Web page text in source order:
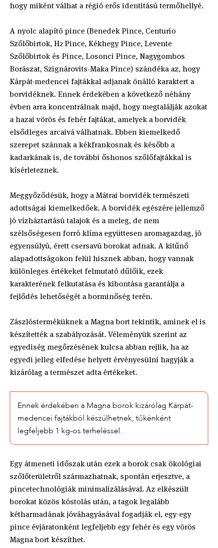
hogy miként válhat a régió erős identitású termőhellyé.
A nyolc alapító pince (Benedek Pince, Centurio
Szőlőbirtok, H2 Pince, Kékhegy Pince, Levente
Szőlőbirtok és Pince, Losonci Pince, Nagygombos
Borászat, Szignárovits-Maka Pince) szándéka az, hogy
Kárpát-medencei fajtákkal adjanak önálló karaktert a
borvidéknek. Ennek érdekében a következő néhány
évben arra koncentrálnak majd, hogy megtalálják azokat
a hazai vörös és fehér fajtákat, amelyek a borvidék
elsődleges arcaivá válhatnak. Ebben kiemelkedő
szerepet szánnak a kékfrankosnak és később a
kadarkának is, de további őshonos szőlőfajtákkal is
kísérleteznek.
Meggyőződésük, hogy a Mátrai borvidék természeti
adottságai kiemelkedőek. A borvidék egészére jellemző
jó vízháztartású talajok és a meleg, de nem
szélsőségesen forró klíma együttesen aromagazdag, jó
egyensúlyú, érett csersavú borokat adnak. A kitűnő
alapadottságokon felül hisznek abban, hogy vannak
különleges értékeket felmutató dűlőik, ezek
karakterének felkutatása és kibontása garantálja a
fejlődés lehetőségét a borminőség terén.
Zászlósterméküknek a Magna bort tekintik, aminek el is
készítették a szabályozását. Véleményük szerint az
egyediség megőrzésének kulcsa abban rejlik, ha az
egyedi jelleg elfedése helyett érvényesülni hagyják a
kizárólag a természet adta értékeket.
Ennek érdekében a Magna borok kizárólag Kárpát-
medencei fajtákból készülhetnek, tőkénként
legfeljebb 1 kg-os terheléssel.
Egy átmeneti időszak után ezek a borok csak ökológiai
szőlőterületről származhatnak, spontán erjesztve, a
pincetechnológiák minimalizálásával. Az elkészült
borokat közös kóstolás után, a tagok legalább
kétharmadának jóváhagyásával fogadják el, egy-egy
pince évjáratonként legfeljebb egy fehér és egy vörös
Magna bort készíthet.